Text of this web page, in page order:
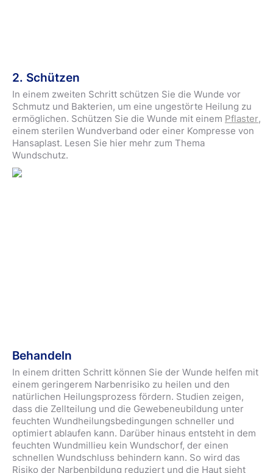
2. Schützen
In einem zweiten Schritt schützen Sie die Wunde vor
Schmutz und Bakterien, um eine ungestörte Heilung zu
ermöglichen. Schützen Sie die Wunde mit einem Pflaster,
einem sterilen Wundverband oder einer Kompresse von
Hansaplast. Lesen Sie hier mehr zum Thema
Wundschutz.
Behandeln
In einem dritten Schritt können Sie der Wunde helfen mit
einem geringerem Narbenrisiko zu heilen und den
natürlichen Heilungsprozess fördern. Studien zeigen,
dass die Zellteilung und die Gewebeneubildung unter
feuchten Wundheilungsbedingungen schneller und
optimiert ablaufen kann. Darüber hinaus entsteht in dem
feuchten Wundmillieu kein Wundschorf, der einen
schnellen Wundschluss behindern kann. So wird das
Risiko der Narbenbildung reduziert und die Haut sieht